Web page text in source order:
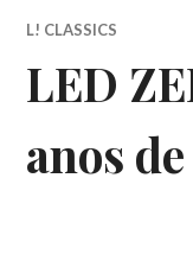
L! CLASSICS
LED
anos